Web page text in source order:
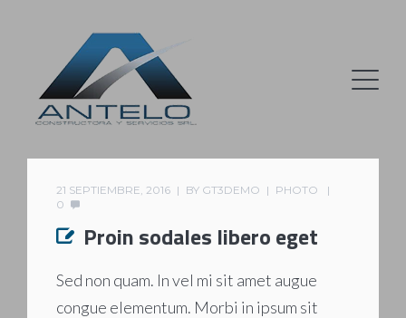
21 SEPTIEMBRE, 2016 BY GT3DEMO
PHOTO
0
Proin sodales libero eget
Sed non quam. In vel mi sit amet augue
congue elementum. Morbi in ipsum sit